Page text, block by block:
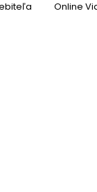
Online